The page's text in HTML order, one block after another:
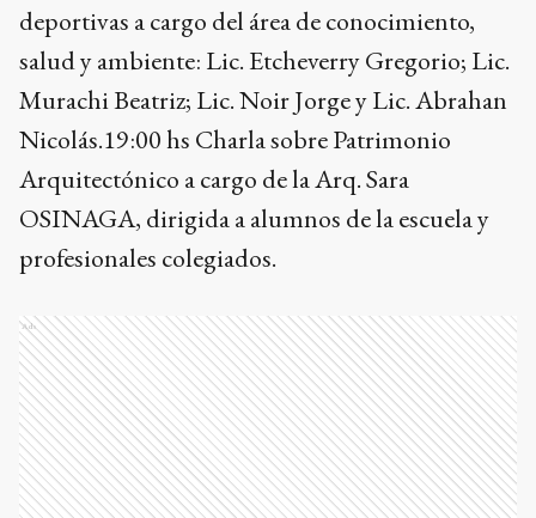
deportivas a cargo del área de conocimiento,
salud y ambiente: Lic. Etcheverry Gregorio; Lic.
Murachi Beatriz; Lic. Noir Jorge y Lic. Abrahan
Nicolás.19:00 hs Charla sobre Patrimonio
Arquitectónico a cargo de la Arq. Sara
OSINAGA, dirigida a alumnos de la escuela y
profesionales colegiados.
Ads